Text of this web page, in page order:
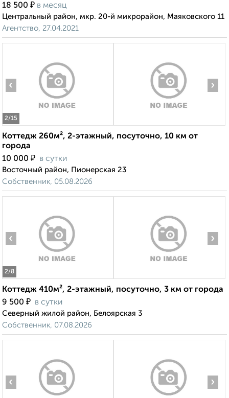
18 500 ₽ в месяц
Центральный район, мкр. 20-й микрорайон, Маяковского 11
Агентство, 27.04.2021
2/15
‹ ›
Коттедж 260м², 2-этажный, посуточно, 10 км от
города
10 000 ₽ в сутки
Восточный район, Пионерская 23
Собственник, 05.08.2026
2/8
‹ ›
Коттедж 410м², 2-этажный, посуточно, 3 км от города
9 500 ₽ в сутки
Северный жилой район, Белоярская 3
Собственник, 07.08.2026
‹ ›